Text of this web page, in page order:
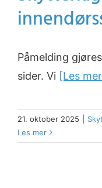
Påmelding
sider. Vi [Les
21. oktober 2025
Les mer